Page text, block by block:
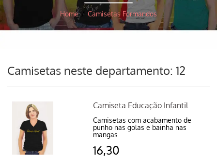
Home / Camisetas Formandos
Camisetas neste departamento: 12
Camiseta Educação Infantil
Camisetas com acabamento de
punho nas golas e bainha nas
mangas.
16,30